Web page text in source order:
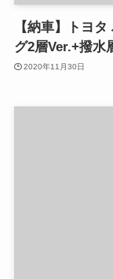
【納車】トヨ
グ2層Ver.+撥水
2020年11月30日